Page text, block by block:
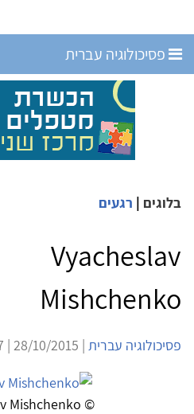
פסיכולוגיה עברית
בלוגים | רגעים
Vyacheslav
Mishchenko
פסיכולוגיה עברית | 28/10/2015 | 3,297 צפיות |
© Vyacheslav Mishchenko